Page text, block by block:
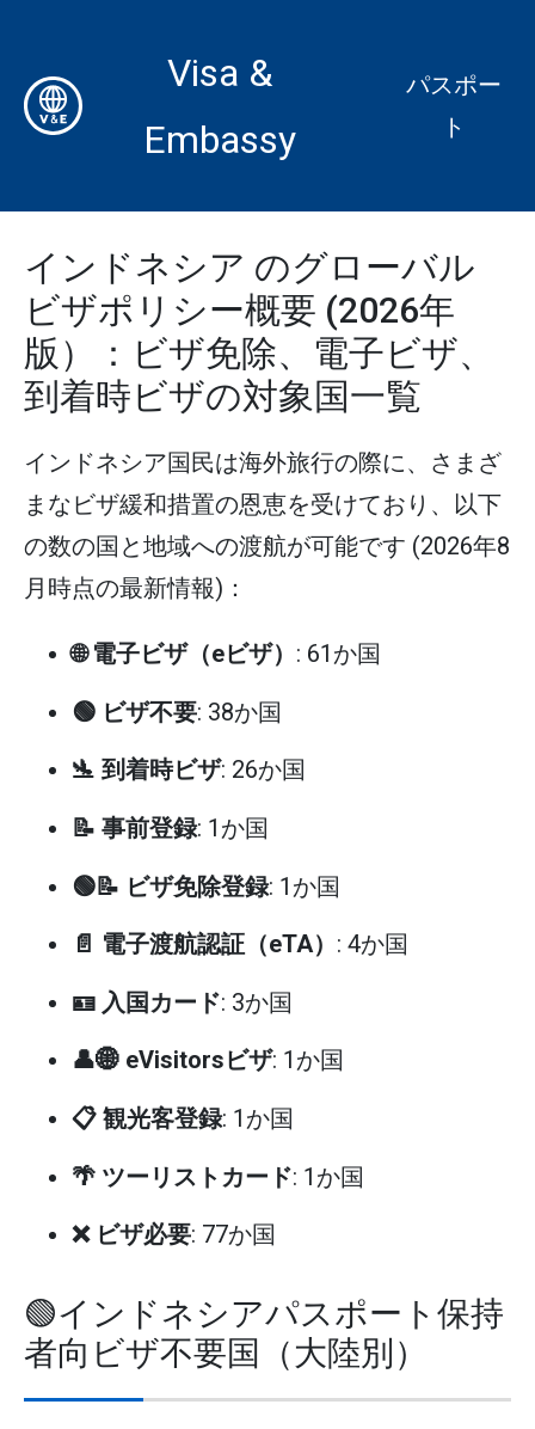
Visa &
Embassy
パスポー
ト
インドネシア のグローバル
ビザポリシー概要 (2026年
版）：ビザ免除、電子ビザ、
到着時ビザの対象国一覧
インドネシア国民は海外旅行の際に、さまざ
まなビザ緩和措置の恩恵を受けており、以下
の数の国と地域への渡航が可能です (2026年8
月時点の最新情報)：
🌐 電子ビザ（eビザ） : 61か国
🟢 ビザ不要: 38か国
🛬 到着時ビザ: 26か国
📝 事前登録: 1か国
🟢📝 ビザ免除登録: 1か国
📄 電子渡航認証（eTA） : 4か国
🪪 入国カード: 3か国
👤🌐 eVisitorsビザ: 1か国
📋 観光客登録: 1か国
🌴 ツーリストカード: 1か国
❌ ビザ必要: 77か国
🟢インドネシアパスポート保持
者向ビザ不要国（大陸別）